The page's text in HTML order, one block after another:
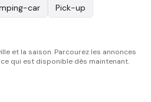
car
Pick-up
et la saison. Parcourez les annonces
qui est disponible dès maintenant.